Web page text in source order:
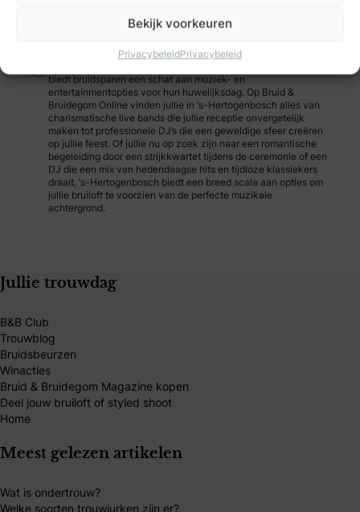
Bekijk voorkeuren
PrivacybeleidPrivacybeleid
biedt bruidsparen een schat aan muziek- en
entertainmentopties voor hun huwelijksdag. Op Bruid &
Bruidegom Online vinden jullie in ‘s-Hertogenbosch alles van
charismatische live bands die jullie receptie onvergetelijk
maken tot professionele DJ’s die een geweldige sfeer creëren
op jullie feest. Of jullie nu op zoek zijn naar een romantische
begeleiding door een strijkkwartet tijdens de ceremonie of een
DJ die een mix van hedendaagse hits en tijdloze klassiekers
draait, ‘s-Hertogenbosch biedt een breed scala aan opties om
jullie bruiloft te voorzien van de perfecte muzikale
achtergrond.
Jullie trouwdag
B&B Club
Trouwblog
Bruidsbeurzen
Winacties
Bruid & Bruidegom Magazine kopen
Deel jouw bruiloft of styled shoot
Home
Meest gelezen artikelen
Wat is ondertrouw?
Welke soorten trouwjurken zijn er?